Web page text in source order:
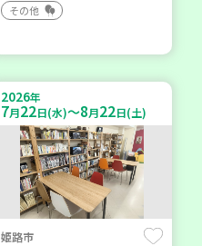
その他
2026年
7月22日(水)～8月22日(土)
姫路市